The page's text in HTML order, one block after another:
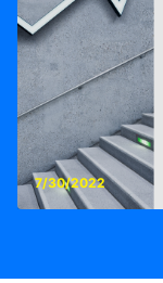
7/30/2022